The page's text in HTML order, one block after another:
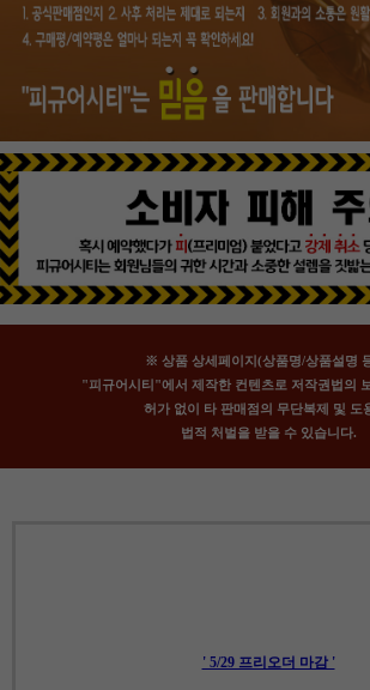
※ 상품 상세페이지(상품명/상품설명
"피규어시티"에서 제작한 컨텐츠로 저작권법의
허가 없이 타 판매점의 무단복제 및 도
법적 처벌을 받을 수 있습니다.
' 5/29 프리오더 마감 '